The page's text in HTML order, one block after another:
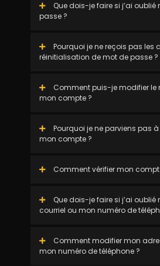
Que dois-je faire si j’ai
passe ?
Pourquoi je ne reçois pas les
réinitialisation de mot de passe ?
Comment puis-je modifier le
mon compte ?
Pourquoi je ne parviens pas
mon compte ?
Comment vérifier mon
Que dois-je faire si j’ai
courriel ou mon numéro de
Comment modifier mon
mon numéro de téléphone ?